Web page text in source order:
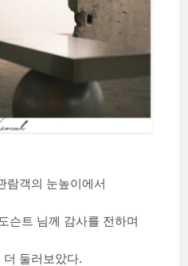
람객의 눈높이에서
슨트 님께 감사를 전하며
더 둘러보았다.